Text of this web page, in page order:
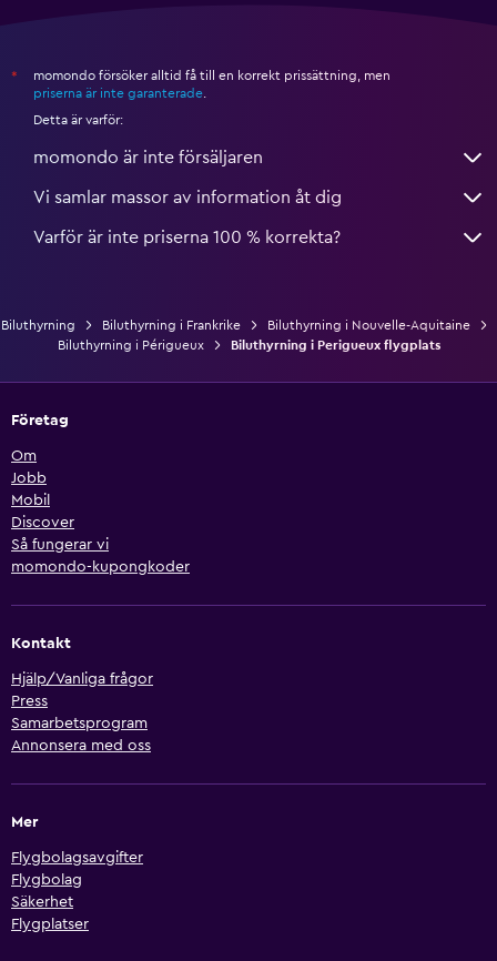
*
momondo försöker alltid få till en korrekt prissättning, men
priserna är inte garanterade.
Detta är varför:
momondo är inte försäljaren
Vi samlar massor av information åt dig
Varför är inte priserna 100 % korrekta?
Biluthyrning Biluthyrning i Frankrike
Biluthyrning i Nouvelle-Aquitaine
Biluthyrning i Périgueux
Biluthyrning i Perigueux flygplats
Företag
Om
Jobb
Mobil
Discover
Så fungerar vi
momondo-kupongkoder
Kontakt
Hjälp/Vanliga frågor
Press
Samarbetsprogram
Annonsera med oss
Mer
Flygbolagsavgifter
Flygbolag
Säkerhet
Flygplatser